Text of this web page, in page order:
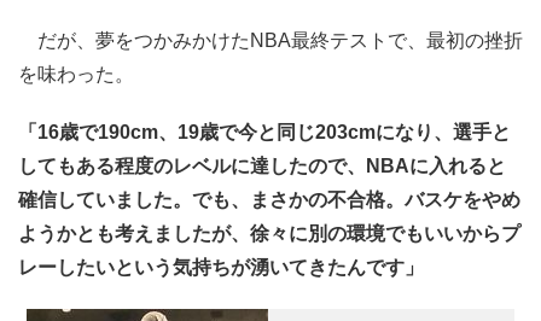
だが、夢をつかみかけたNBA最終テストで、最初の挫折
を味わった。
「16歳で190cm、19歳で今と同じ203cmになり、選手と
してもある程度のレベルに達したので、NBAに入れると
確信していました。でも、まさかの不合格。バスケをやめ
ようかとも考えましたが、徐々に別の環境でもいいからプ
レーしたいという気持ちが湧いてきたんです」